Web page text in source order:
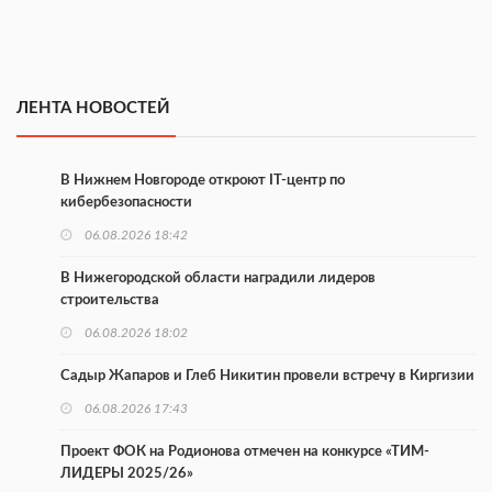
ЛЕНТА НОВОСТЕЙ
В Нижнем Новгороде откроют IT-центр по
кибербезопасности
06.08.2026 18:42
В Нижегородской области наградили лидеров
строительства
06.08.2026 18:02
Садыр Жапаров и Глеб Никитин провели встречу в Киргизии
06.08.2026 17:43
Проект ФОК на Родионова отмечен на конкурсе «ТИМ-
ЛИДЕРЫ 2025/26»